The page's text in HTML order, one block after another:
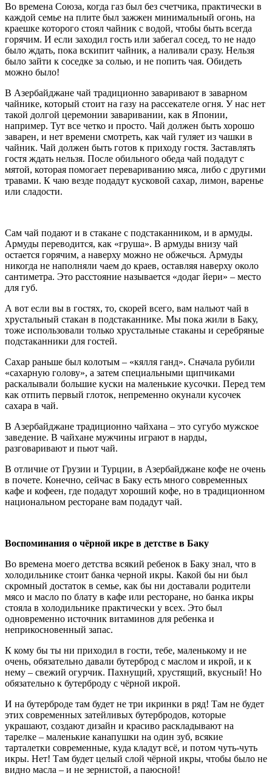
Во времена Союза, когда газ был без счетчика, практически в
каждой семье на плите был зажжен минимальный огонь, на
краешке которого стоял чайник с водой, чтобы быть всегда
горячим. И если заходил гость или забегал сосед, то не надо
было ждать, пока вскипит чайник, а наливали сразу. Нельзя
было зайти к соседке за солью, и не попить чая. Обидеть
можно было!
В Азербайджане чай традиционно заваривают в заварном
чайнике, который стоит на газу на рассекателе огня. У нас нет
такой долгой церемонии заваривании, как в Японии,
например. Тут все четко и просто. Чай должен быть хорошо
заварен, и нет времени смотреть, как чай гуляет из чашки в
чайник. Чай должен быть готов к приходу гостя. Заставлять
гостя ждать нельзя. После обильного обеда чай подадут с
мятой, которая помогает перевариванию мяса, либо с другими
травами. К чаю везде подадут кусковой сахар, лимон, варенье
или сладости.
Сам чай подают и в стакане с подстаканником, и в армуды.
Армуды переводится, как «груша». В армуды внизу чай
остается горячим, а наверху можно не обжечься. Армуды
никогда не наполняли чаем до краев, оставляя наверху около
сантиметра. Это расстояние называется «додаг йери» – место
для губ.
А вот если вы в гостях, то, скорей всего, вам нальют чай в
хрустальный стакан в подстаканнике. Мы пока жили в Баку,
тоже использовали только хрустальные стаканы и серебряные
подстаканники для гостей.
Сахар раньше был колотым – «кялля ганд». Сначала рубили
«сахарную голову», а затем специальными щипчиками
раскалывали большие куски на маленькие кусочки. Перед тем
как отпить первый глоток, непременно окунали кусочек
сахара в чай.
В Азербайджане традиционно чайхана – это сугубо мужское
заведение. В чайхане мужчины играют в нарды,
разговаривают и пьют чай.
В отличие от Грузии и Турции, в Азербайджане кофе не очень
в почете. Конечно, сейчас в Баку есть много современных
кафе и кофеен, где подадут хороший кофе, но в традиционном
национальном ресторане вам подадут чай.
Воспоминания о чёрной икре в детстве в Баку
Во времена моего детства всякий ребенок в Баку знал, что в
холодильнике стоит банка черной икры. Какой бы ни был
скромный достаток в семье, как бы ни доставали родители
мясо и масло по блату в кафе или ресторане, но банка икры
стояла в холодильнике практически у всех. Это был
одновременно источник витаминов для ребенка и
неприкосновенный запас.
К кому бы ты ни приходил в гости, тебе, маленькому и не
очень, обязательно давали бутерброд с маслом и икрой, и к
нему – свежий огурчик. Пахнущий, хрустящий, вкусный! Но
обязательно к бутерброду с чёрной икрой.
И на бутерброде там будет не три икринки в ряд! Там не будет
этих современных затейливых бутербродов, которые
украшают, создают дизайн и красиво раскладывают на
тарелке – маленькие канапушки на один зуб, всякие
тарталетки современные, куда кладут всё, и потом чуть-чуть
икры. Нет! Там будет целый слой чёрной икры, чтобы было не
видно масла – и не зернистой, а паюсной!